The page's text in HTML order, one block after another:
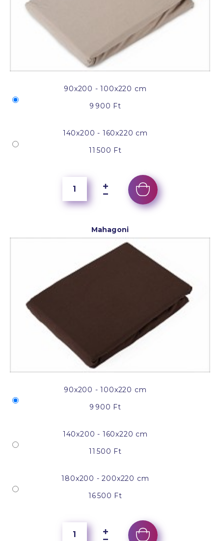
90x200 - 100x220 cm
9 900 Ft
140x200 - 160x220 cm
11 500 Ft
Mahagoni
90x200 - 100x220 cm
9 900 Ft
140x200 - 160x220 cm
11 500 Ft
180x200 - 200x220 cm
16 500 Ft